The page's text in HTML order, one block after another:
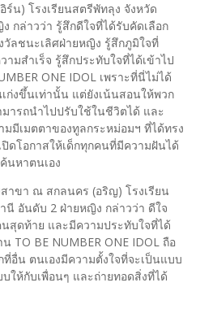
ร์น) โรงเรียนสตรีพัทลุง จังหวัด
กล่าวว่า รู้สึกดีใจที่ได้รับคัดเลือก
วัลชนะเลิศฝ่ายหญิง รู้สึกภูมิใจที่
มสำเร็จ รู้สึกประทับใจที่ได้เข้าไป
ONE IDOL เพราะที่นี่ไม่ได้
ก่งขึ้นเท่านั้น แต่ยังเน้นสอนให้พวก
ารถนำไปปรับใช้ในชีวิตได้ และ
มีเมตตาของทูลกระหม่อมฯ ที่ได้ทรง
ดโอกาสให้เด็กทุกคนที่มีความฝันได้
นหาตนเอง
าขา ณ สกลนคร (อริญ) โรงเรียน
นี อันดับ 2 ฝ่ายหญิง กล่าวว่า ดีใจ
สุดท้าย และมีความประทับใจที่ได้
TO BE NUMBER ONE IDOL ถือ
อื่น ตนเองมีความตั้งใจที่จะเป็นแบบ
ให้กับเพื่อนๆ และถ่ายทอดสิ่งที่ได้